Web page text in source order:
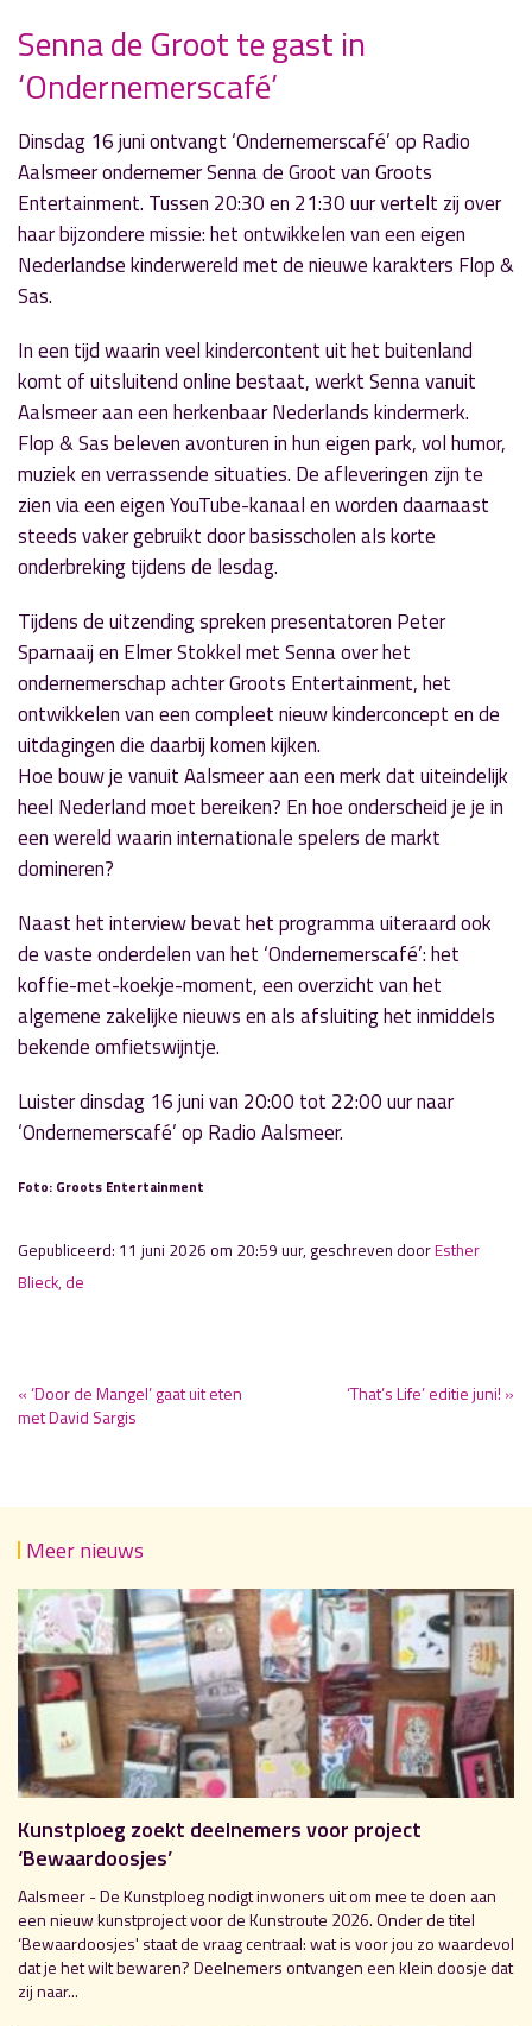
« Vorig nieuwsbericht
‘Door de Mangel’ gaat uit eten met David Sargis
» Volgend nieuwsbericht
‘That’s Life’ editie juni!
14 juni 2026
Senna de Groot te gast in
‘Ondernemerscafé’
Dinsdag 16 juni ontvangt ‘Ondernemerscafé’ op Radio
Aalsmeer ondernemer Senna de Groot van Groots
Entertainment. Tussen 20:30 en 21:30 uur vertelt zij over
haar bijzondere missie: het ontwikkelen van een eigen
Nederlandse kinderwereld met de nieuwe karakters Flop &
Sas.
In een tijd waarin veel kindercontent uit het buitenland
komt of uitsluitend online bestaat, werkt Senna vanuit
Aalsmeer aan een herkenbaar Nederlands kindermerk.
Flop & Sas beleven avonturen in hun eigen park, vol humor,
muziek en verrassende situaties. De afleveringen zijn te
zien via een eigen YouTube-kanaal en worden daarnaast
steeds vaker gebruikt door basisscholen als korte
onderbreking tijdens de lesdag.
Tijdens de uitzending spreken presentatoren Peter
Sparnaaij en Elmer Stokkel met Senna over het
ondernemerschap achter Groots Entertainment, het
ontwikkelen van een compleet nieuw kinderconcept en de
uitdagingen die daarbij komen kijken.
Hoe bouw je vanuit Aalsmeer aan een merk dat uiteindelijk
heel Nederland moet bereiken? En hoe onderscheid je je in
een wereld waarin internationale spelers de markt
domineren?
Naast het interview bevat het programma uiteraard ook
de vaste onderdelen van het ‘Ondernemerscafé’: het
koffie-met-koekje-moment, een overzicht van het
algemene zakelijke nieuws en als afsluiting het inmiddels
bekende omfietswijntje.
Luister dinsdag 16 juni van 20:00 tot 22:00 uur naar
‘Ondernemerscafé’ op Radio Aalsmeer.
Foto: Groots Entertainment
Gepubliceerd: 11 juni 2026 om 20:59 uur, geschreven doorEsther
Blieck, de
« ‘Door de Mangel’ gaat uit eten
met David Sargis
‘That’s Life’ editie juni! »
Meer nieuws
Kunstploeg zoekt deelnemers voor project
‘Bewaardoosjes’
Aalsmeer - De Kunstploeg nodigt inwoners uit om mee te doen aan
een nieuw kunstproject voor de Kunstroute 2026. Onder de titel
‘Bewaardoosjes' staat de vraag centraal: wat is voor jou zo waardevol
dat je het wilt bewaren? Deelnemers ontvangen een klein doosje dat
zij naar...